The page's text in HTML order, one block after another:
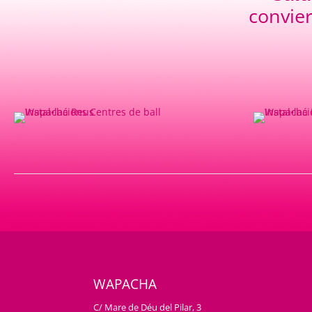
WAPACHA
C/ Mare de Déu del Pilar, 3